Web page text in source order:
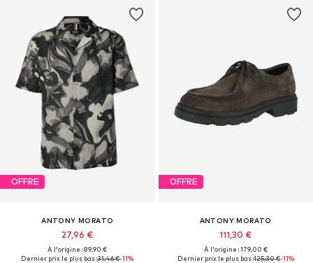
OFFRE
ANTONY MORATO
27,96 €
À l'origine : 89,90 €
Dernier prix le plus bas :31,46 €-11%
OFFRE
ANTONY MORATO
111,30 €
À l'origine : 179,00 €
Dernier prix le plus bas :125,30 €-11%